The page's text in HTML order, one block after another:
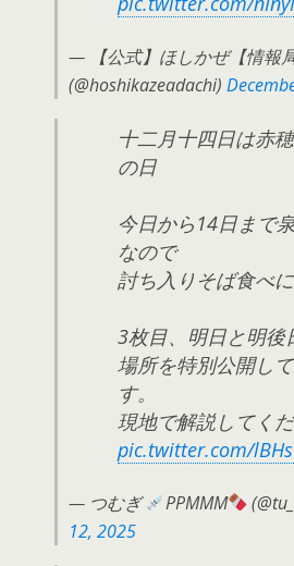
— 【公式】ほしかぜ【情報
(@hoshikazeadachi)
十二月十四日は赤
の日
今日から14日まで
なので
討ち入りそば食べに
3枚目、明日と明後
場所を特別公開し
す。
現地で解説してくだ
pic.twitter.com/
— つむぎ PPMMM
12, 2025